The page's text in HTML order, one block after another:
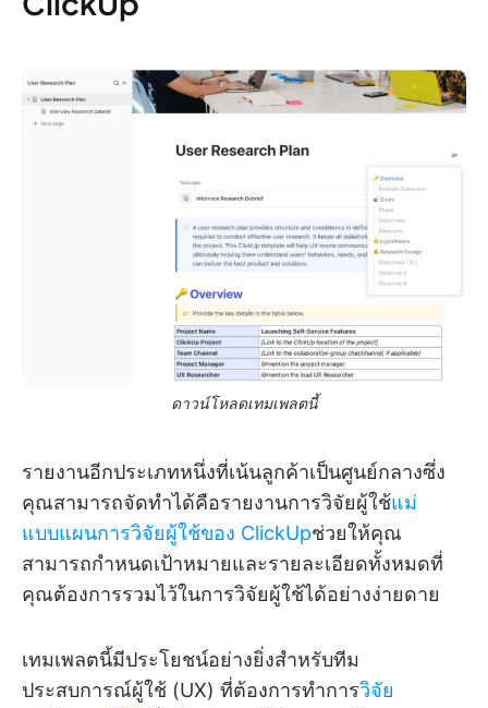
ดาวน์โหลดเทมเพลตนี้
รายงานอีกประเภทหนึ่งที่เน้นลูกค้าเป็นศูนย์กลางซึ่ง
คุณสามารถจัดทำได้คือรายงานการวิจัยผู้ใช้แม่
แบบแผนการวิจัยผู้ใช้ของ ClickUpช่วยให้คุณ
สามารถกำหนดเป้าหมายและรายละเอียดทั้งหมดที่
คุณต้องการรวมไว้ในการวิจัยผู้ใช้ได้อย่างง่ายดาย
เทมเพลตนี้มีประโยชน์อย่างยิ่งสำหรับทีม
ประสบการณ์ผู้ใช้ (UX) ที่ต้องการทำการวิจัย